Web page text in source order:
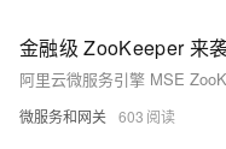
微服务和网关 603